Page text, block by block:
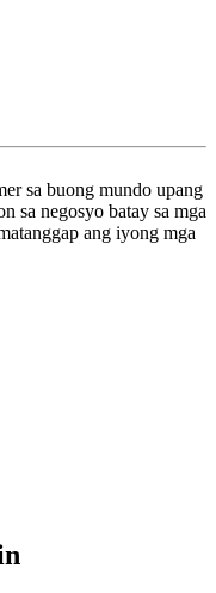
sa buong mundo upang
sa negosyo batay sa mga
ang iyong mga